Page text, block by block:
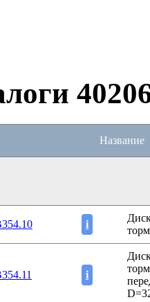
Название
i
i